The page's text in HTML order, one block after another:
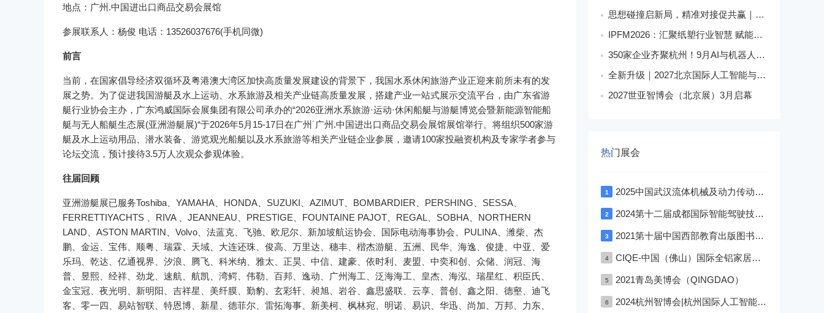
地点：广州.中国进出口商品交易会展馆
参展联系人：杨俊 电话：13526037676(手机同微)
前言
当前，在国家倡导经济双循环及粤港澳大湾区加快高质量发展建设的背景下，我国水系休闲旅游产业正迎来前所未有的发
展之势。为了促进我国游艇及水上运动、水系旅游及相关产业链高质量发展，搭建产业一站式展示交流平台，由广东省游
艇行业协会主办，广东鸿威国际会展集团有限公司承办的“2026亚洲水系旅游·运动·休闲船艇与游艇博览会暨新能源智能船
艇与无人船艇生态展(亚洲游艇展)“于2026年5月15-17日在广州˙广州.中国进出口商品交易会展馆展馆举行。将组织500家游
艇及水上运动用品、潜水装备、游览观光船艇以及水系旅游等相关产业链企业参展，邀请100家投融资机构及专家学者参与
论坛交流，预计接待3.5万人次观众参观体验。
往届回顾
亚洲游艇展已服务Toshiba、YAMAHA、HONDA、SUZUKI、AZIMUT、BOMBARDIER、PERSHING、SESSA、
FERRETTIYACHTS 、RIVA 、JEANNEAU、PRESTIGE、FOUNTAINE PAJOT、REGAL、SOBHA、NORTHERN
LAND、ASTON MARTIN、Volvo、法蓝克、飞驰、欧尼尔、新加坡航运协会、国际电动海事协会、PULINA、潍柴、杰
鹏、金运、宝伟、顺粤、瑞霖、天域、大连还珠、俊高、万里达、穗丰、楷杰游艇、五洲、民华、海逸、俊捷、中亚、爱
乐玛、乾达、亿通视界、汐浪、腾飞、科米纳、雅太、正昊、中信、建豪、依时利、麦盟、中奕和创、众储、润冠、海
普、昱熙、经祥、劲龙、速航、航凯、湾鳄、伟勒、百邦、逸动、广州海工、泛海海工、皇杰、海泓、瑞星红、积臣氏、
金宝冠、夜光明、新明阳、吉祥星、美纤膜、勤豹、玄彩轩、昶旭、岩谷、鑫思盛联、云享、普创、鑫之阳、德壑、迪飞
客、零一四、易站智联、特恩博、新星、德菲尔、雷拓海事、新美柯、枫林宛、明诺、易识、华迅、尚加、万邦、力东、
思想碰撞启新局，精准对接促共赢｜美狮・华克2026中国餐饮包装创新发展大会圆满收官
IPFM2026：汇聚纸塑行业智慧 赋能高质健康发展
350家企业齐聚杭州！9月AI与机器人盛宴解锁科技新生态
全新升级｜2027北京国际人工智能与机器人展会落地朝阳馆
2027世亚智博会（北京展）3月启幕
热门展会
1 2025中国武汉流体机械及动力传动博览会
2 2024第十二届成都国际智能驾驶技术展览会
3 2021第十届中国西部教育出版图书文具与校服博览会—成渝双城展
4 CIQE-中国（佛山）国际全铝家居展览会
5 2021青岛美博会（QINGDAO）
6 2024杭州智博会|杭州国际人工智能,物联网,大数据展览会